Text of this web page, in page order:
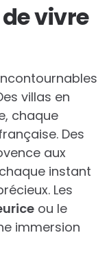
vivre
villas en
chaque
Des
aux
instant
Les
ou le
immersion